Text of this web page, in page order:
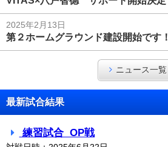
2025年2月13日
第２ホームグラウンド建設開始です！
ニュース一覧
最新試合結果
練習試合 OP戦